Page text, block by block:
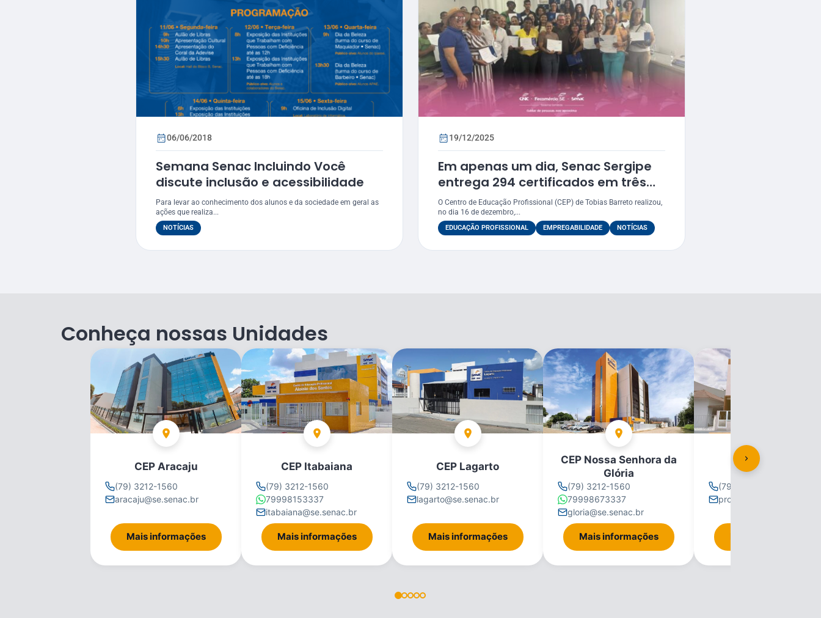
06/06/2018
Semana Senac Incluindo Você
discute inclusão e acessibilidade
Para levar ao conhecimento dos alunos e da sociedade em geral as
ações que realiza...
NOTÍCIAS
19/12/2025
Em apenas um dia, Senac Sergipe
entrega 294 certificados em três
municípios
O Centro de Educação Profissional (CEP) de Tobias Barreto realizou,
no dia 16 de dezembro,...
EDUCAÇÃO PROFISSIONAL EMPREGABILIDADE NOTÍCIAS
Conheça nossas Unidades
CEP Aracaju
(79) 3212-1560
aracaju@se.senac.br
Mais informações
CEP Itabaiana
(79) 3212-1560
79998153337
itabaiana@se.senac.br
Mais informações
CEP Lagarto
(79) 3212-1560
lagarto@se.senac.br
Mais informações
CEP Nossa Senhora da
Glória
(79) 3212-1560
79998673337
gloria@se.senac.br
Mais informações
CEP Propriá
(79) 3212-1560
propria@se.senac.br